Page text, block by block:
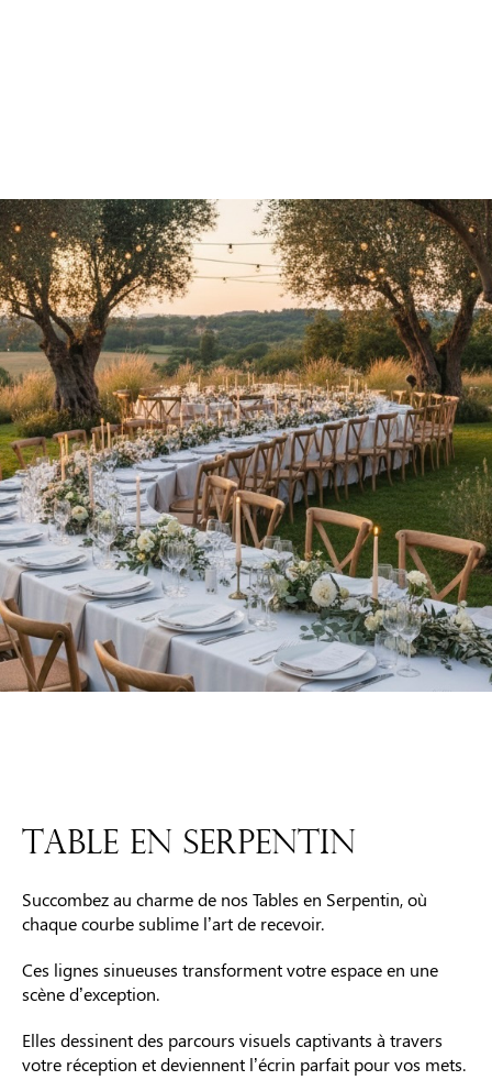
TABLE EN SERPENTIN
Succombez au charme de nos Tables en Serpentin, où
chaque courbe sublime l’art de recevoir.
Ces lignes sinueuses transforment votre espace en une
scène d’exception.
Elles dessinent des parcours visuels captivants à travers
votre réception et deviennent l’écrin parfait pour vos mets.